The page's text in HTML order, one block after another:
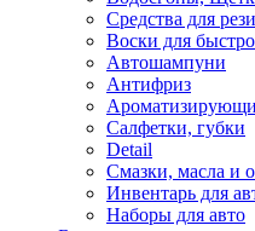
Средства для
Воски для
Автошампуни
Антифриз
Салфетки, губки
Detail
Смазки, масла и
Инвентарь для
Наборы для авто